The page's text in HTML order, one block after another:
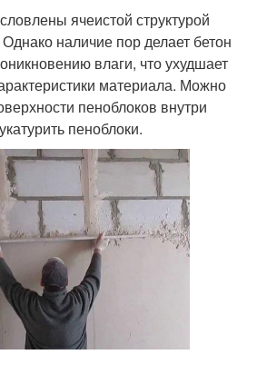
ячеистой структурой
наличие пор делает бетон
влаги, что ухудшает
материала. Можно
пеноблоков внутри
пеноблоки.